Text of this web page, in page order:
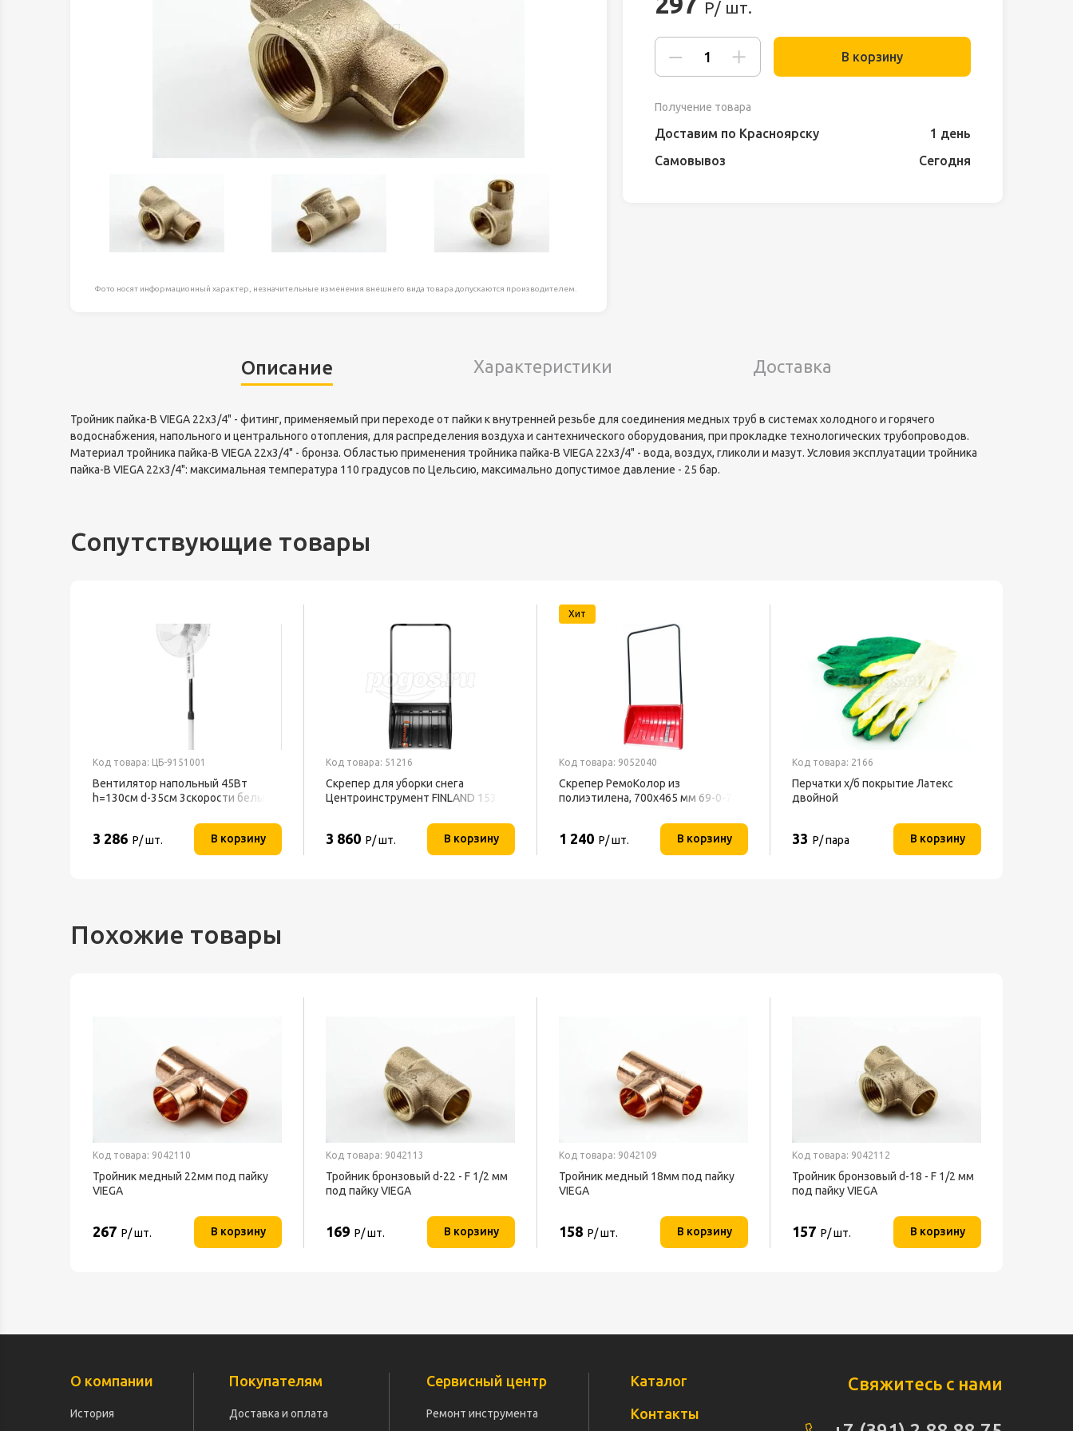
Оборудование для работ на
высоте
Пневматика, Гидравлика
Промышленная химия
Распродажа
Расходные материалы и
оснастка
Скобяные изделия
Такелаж
Товары для дома, сада, отдыха
Фото носят информационный характер, незначительные изменения внешнего вида товара допускаются производителем.
Р/ шт.
В корзину
Получение товара
Доставим по Красноярску
1 день
Самовывоз
Сегодня
Описание Характеристики Доставка
Тройник пайка-В VIEGA 22х3/4" - фитинг, применяемый при переходе от пайки к внутренней резьбе для соединения медных труб в системах холодного и горячего
водоснабжения, напольного и центрального отопления, для распределения воздуха и сантехнического оборудования, при прокладке технологических трубопроводов.
Материал тройника пайка-В VIEGA 22х3/4" - бронза. Областью применения тройника пайка-В VIEGA 22х3/4" - вода, воздух, гликоли и мазут. Условия эксплуатации тройника
пайка-В VIEGA 22х3/4": максимальная температура 110 градусов по Цельсию, максимально допустимое давление - 25 бар.
Сопутствующие товары
Код товара: ЦБ-9151001
Вентилятор напольный 45Вт
h=130см d-35см 3скорости белый
3 286 Р/ шт. В корзину
Код товара: 51216
Скрепер для уборки снега
Центроинструмент FINLAND 1539
3 860 Р/ шт. В корзину
Хит
Код товара: 9052040
Скрепер РемоКолор из
полиэтилена, 700x465 мм 69-0-700
1 240 Р/ шт. В корзину
Код товара: 2166
Перчатки х/б покрытие Латекс
двойной
33 Р/ пара В корзину
Похожие товары
Код товара: 9042110
Тройник медный 22мм под пайку
VIEGA
267 Р/ шт. В корзину
Код товара: 9042113
Тройник бронзовый d-22 - F 1/2 мм
под пайку VIEGA
169 Р/ шт. В корзину
Код товара: 9042109
Тройник медный 18мм под пайку
VIEGA
158 Р/ шт. В корзину
Код товара: 9042112
Тройник бронзовый d-18 - F 1/2 мм
под пайку VIEGA
157 Р/ шт. В корзину
О компании
История
Покупателям
Доставка и оплата
Сервисный центр
Ремонт инструмента
Каталог
Контакты
Свяжитесь с нами